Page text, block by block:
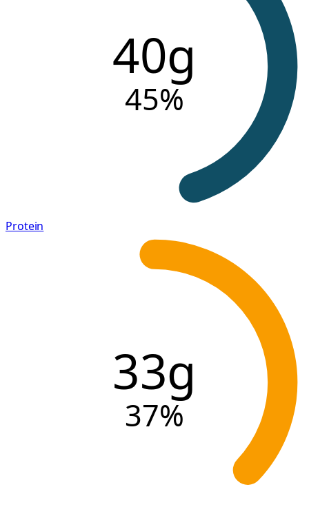
40g
45%
Protein
33g
37%